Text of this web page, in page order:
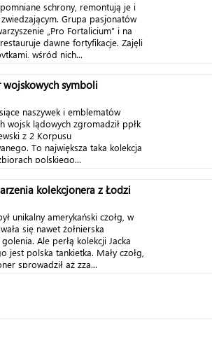
schrony, remontują je i
Grupa pasjonatów
„Pro Fortalicium” i na
dawne fortyfikacje. Zajęli
wśród nich...
wojskowych symboli
naszywek i emblematów
wojsk lądowych zgromadził ppłk
z 2 Korpusu
To największa taka kolekcja
polskiego...
kolekcjonera z Łodzi
unikalny amerykański czołg, w
się nawet żołnierska
Ale perłą kolekcji Jacka
jest polska tankietka. Mały czołg,
sprowadził aż zza...